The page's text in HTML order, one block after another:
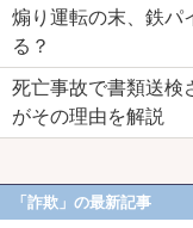
煽り運転の末、鉄
る？
死亡事故で書類送
がその理由を解説
「詐欺」の最新記事